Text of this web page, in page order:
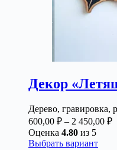
Декор
Дерево, гравировка,
600,00 ₽ – 2 450,00 ₽
Оценка 4.80 из 5
Выбрать вариантЭтот